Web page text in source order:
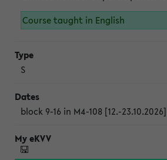
Course taught in English
S
block 9-16 in M4-108 [12.-23.10.2026]